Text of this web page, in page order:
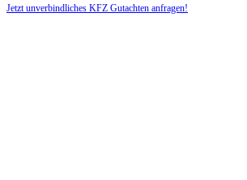
Jetzt unverbindliches KFZ Gutachten anfragen!